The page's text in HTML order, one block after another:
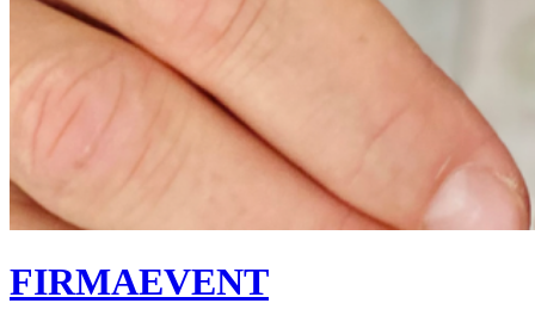
FIRMAEVENT